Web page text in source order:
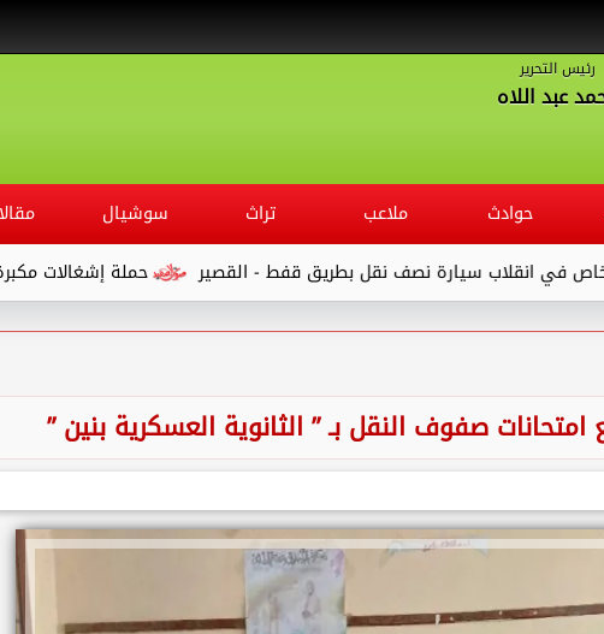
رئيس التحرير
عبد اللاه
حوادث ملاعب تراث سوشيال
حملة إشغالات مكبرة بـ ”
صفوف النقل بـ ” الثانوية العسكرية بنين ”